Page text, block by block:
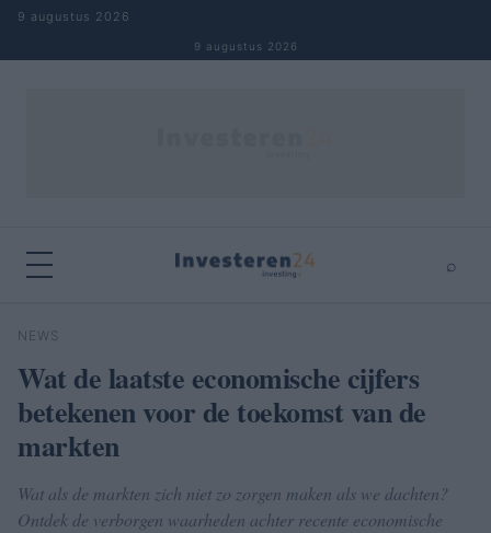
Naar inhoud springen
9 augustus 2026
9 augustus 2026
⌕
Zoeken
NEWS
Wat de laatste economische cijfers
betekenen voor de toekomst van de
markten
Wat als de markten zich niet zo zorgen maken als we dachten?
Ontdek de verborgen waarheden achter recente economische